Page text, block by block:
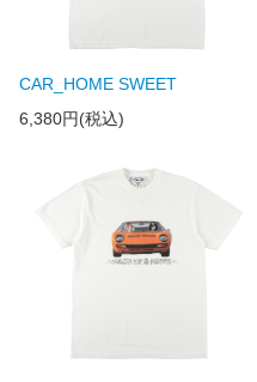
CAR_HOME SWEET
6,380円(税込)